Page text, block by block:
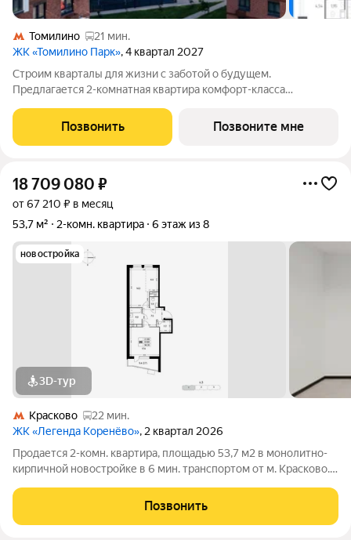
Томилино
21 мин.
ЖК «Томилино Парк», 4 квартал 2027
Строим кварталы для жизни с заботой о будущем.
Предлагается 2-комнатная квартира комфорт-класса
этаже, в жилом комплексе "Томилино Парк".Квартира
комплекса на выбор: может быть как с отделкой,
Позвонить Позвоните мне
18 709 080 ₽
от 67 210 ₽ в месяц
53,7 м²
2-комн. квартира 6 этаж из 8
новостройка
3D-тур
Красково
22 мин.
ЖК «Легенда Коренёво», 2 квартал 2026
Продается 2-комн. квартира, площадью 53,7 м2 в монолитно-
кирпичной новостройке в 6 мин. транспортом от м. Красково.
средств, возможна покупка с использованием материнского
капитала. Жилая площадь
Позвонить